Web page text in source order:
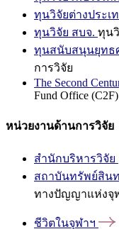
ทุนวิจัยต่างประเ
ทุนวิจัย สบจ. ทุน
ทุนสนับสนุนยุทธ
การวิจัย
The Second
Fund Office (C2F)
หน่วยงานด้านการวิจัย
สำนักบริหารวิจัย
สถาบันทรัพย์สิน
ทางปัญญาแห่งจุ
ชีวิตในจุฬาฯ